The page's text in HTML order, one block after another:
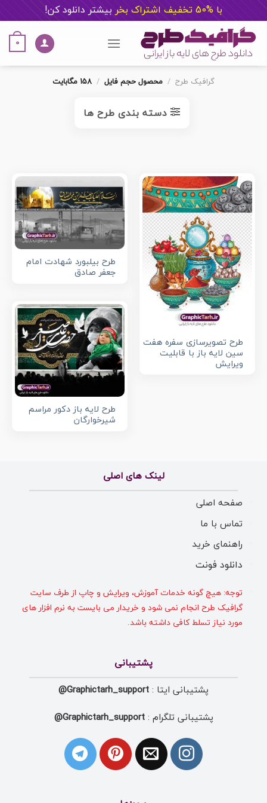
با %50 تخفیف اشتراک بخر بیشتر دانلود کن!
content
0
گرافیک طرح / محصول حجم فایل /
دسته بندی طرح ها
طرح تصویرسازی سفره هفت
سین لایه باز با قابلیت
ویرایش
طرح بیلبورد شهادت امام
جعفر صادق
طرح لایه باز دکور مراسم
شیرخوارگان
لینک های اصلی
صفحه اصلی
تماس با ما
راهنمای خرید
دانلود فونت
توجه: هیچ گونه خدمات آموزش، ویرایش و چاپ از طرف سایت
گرافیک طرح انجام نمی شود و خریدار می بایست به نرم افزار های
مورد نیاز تسلط کافی داشته باشد.
پشتیبانی
پشتیبانی ایتا : Graphictarh_support@
پشتیبانی تلگرام :Graphictarh_support@